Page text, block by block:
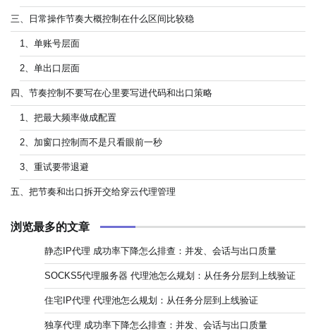
三、日常操作节奏大概控制在什么区间比较稳
1、单账号层面
2、单出口层面
四、节奏控制不要写在心里要写进代码和出口策略
1、把最大频率做成配置
2、加窗口控制而不是只看眼前一秒
3、重试要带退避
五、把节奏和出口拆开交给穿云代理管理
浏览最多的文章
静态IP代理 成功率下降怎么排查：并发、会话与出口质量
SOCKS5代理服务器 代理池怎么规划：从任务分层到上线验证
住宅IP代理 代理池怎么规划：从任务分层到上线验证
独享代理 成功率下降怎么排查：并发、会话与出口质量